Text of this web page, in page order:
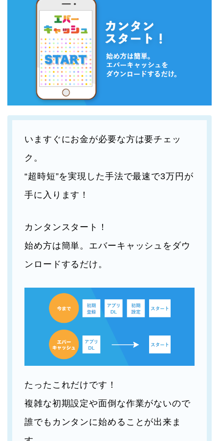
いますぐにお金が必要な方は要チェッ
ク。
“超時短”を実現した手法で最速で3万円が
手に入ります！
カンタンスタート！
始め方は簡単。エバーキャッシュをダウ
ンロードするだけ。
たったこれだけです！
複雑な初期設定や面倒な作業がないので
誰でもカンタンに始めることが出来ま